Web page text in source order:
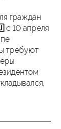
граждан
с 10 апреля
требуют